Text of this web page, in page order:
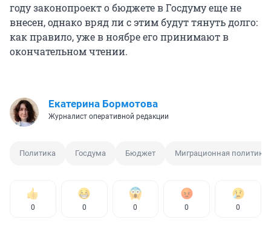
году законопроект о бюджете в Госдуму еще не
внесен, однако вряд ли с этим будут тянуть долго:
как правило, уже в ноябре его принимают в
окончательном чтении.
Екатерина Бормотова
Журналист оперативной редакции
Политика Госдума Бюджет Миграционная политика
0 0 0 0 0